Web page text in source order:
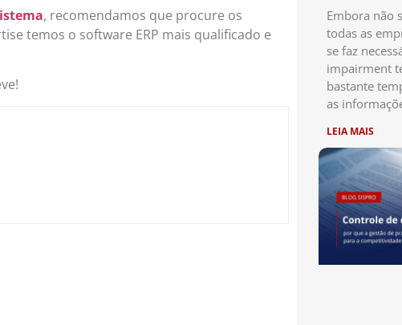
, recomendamos que procure os
temos o software ERP mais qualificado e
Embora não
todas as
se faz
impairment
bastante
as
LEIA MAIS